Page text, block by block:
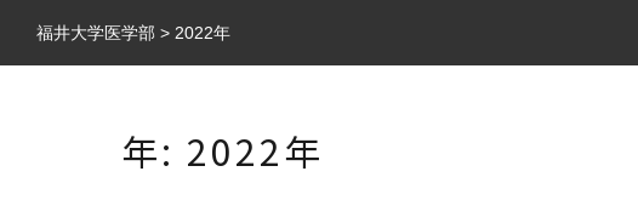
福井大学医学部 > 2022年
年: 2022年